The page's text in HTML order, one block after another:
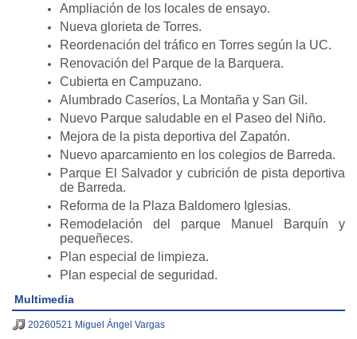
Ampliación de los locales de ensayo.
Nueva glorieta de Torres.
Reordenación del tráfico en Torres según la UC.
Renovación del Parque de la Barquera.
Cubierta en Campuzano.
Alumbrado Caseríos, La Montaña y San Gil.
Nuevo Parque saludable en el Paseo del Niño.
Mejora de la pista deportiva del Zapatón.
Nuevo aparcamiento en los colegios de Barreda.
Parque El Salvador y cubrición de pista deportiva
de Barreda.
Reforma de la Plaza Baldomero Iglesias.
Remodelación del parque Manuel Barquín y
pequeñeces.
Plan especial de limpieza.
Plan especial de seguridad.
Multimedia
20260521 Miguel Ángel Vargas